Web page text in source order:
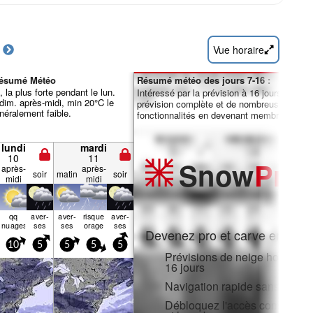
Vue horaire
Météo
la plus forte pendant le lun.
après-midi, min 20°C le
faible.
lundi
10
mardi
11
après-
midi
soir matin après-
midi
soir
qq
nuages
aver­
ses
aver­
ses
risque
orage
aver­
ses
10 5 5 5 5
Résumé météo des jours 7-16 :
Intéressé par la prévision à 16 jours ?
prévision complète et de nombreuses
fonctionnalités en devenant membre Pro.
SnowPro
Devenez pro et carve en:
Prévisions de neige horaires
16 jours
Navigation rapide sans
Débloquez l'accès complet